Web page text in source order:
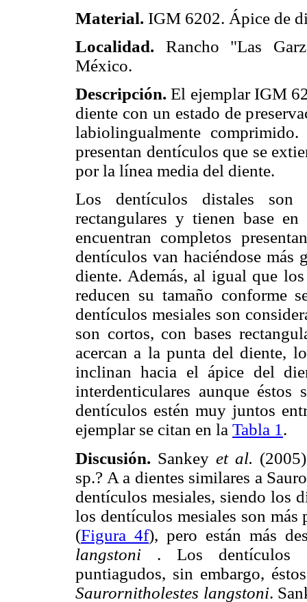
Material. IGM 6202. Ápice de
Localidad. Rancho "Las
México.
Descripción. El ejemplar IGM
diente con un estado de
labiolingualmente
presentan dentículos que se
por la línea media del diente.
Los dentículos distales
rectangulares y tienen base
encuentran completos
dentículos van haciéndose más
diente. Además, al igual que
reducen su tamaño conforme
dentículos mesiales son
son cortos, con bases
acercan a la punta del diente,
inclinan hacia el ápice del
interdenticulares aunque
dentículos estén muy juntos
ejemplar se citan en la Tabla 1 .
Discusión. Sankey et al.
sp.? A a dientes similares a
dentículos mesiales, siendo los
los dentículos mesiales son más
(Figura 4f), pero están más
langstoni . Los dentículos
puntiagudos, sin embargo,
Saurornitholestes langstoni.